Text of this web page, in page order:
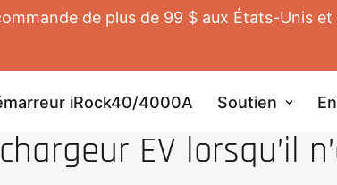
de plus de 99 $ aux États-Unis et
iRock40/4000A Soutien
DOMESTIQUE POUR EV
EV lorsqu’il